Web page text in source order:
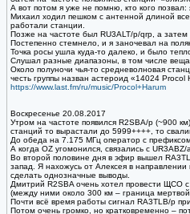
А вот потом я уже не помню, кто кого
Михаил ходил пешком с антенной длиной
работали станции.
Позже на частоте был RU3ALT/p/qrp, а затем
Постепенно стемнело, и я заночевал на
Точка росы ушла куда-то далеко, и было
Слушал разные диапазоны, в том числе
Около полуночи чья-то средневолновая
честь группы назван астероид «14024 Procol
https://www.last.fm/ru/music/Procol+Harum
Воскресенье 20.08.2017
Утром на частоте появился R2SBA/p (~900
станций то вырастали до 5999++++, то
До обеда на 7.175 МГц оператор с
А когда ОZ угомонился, связались с UR3ABZ/
Во второй половине дня в эфир вышел
запад. Я нахожусь от Алексея в
сделать однозначные выводы.
Дмитрий R2SBA очень хотел провести ЩСО
(между ними около 300 км – граница
Почти всё время работы сигнал RA3TLB/p
Потом очень громко, но кратковременно –